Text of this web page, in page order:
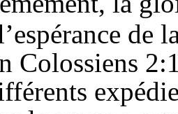
de
Colossiens